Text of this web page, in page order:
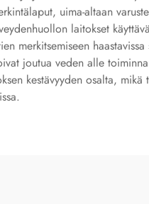
uima-altaan
laitokset
merkitsemiseen
joutua veden alle
kestävyyden osalta, mikä